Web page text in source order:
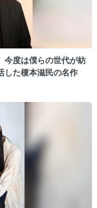
今度は僕らの世代が紡
た榎本滋民の名作